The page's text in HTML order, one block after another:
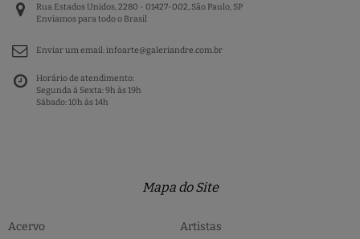
Rua Estados Unidos, 2280 - 01427-002, São Paulo, SP
Enviamos para todo o Brasil
Enviar um email:infoarte@galeriandre.com.br
Horário de atendimento:
Segunda à Sexta: 9h às 19h
Sábado: 10h às 14h
Mapa do Site
Acervo
Artistas